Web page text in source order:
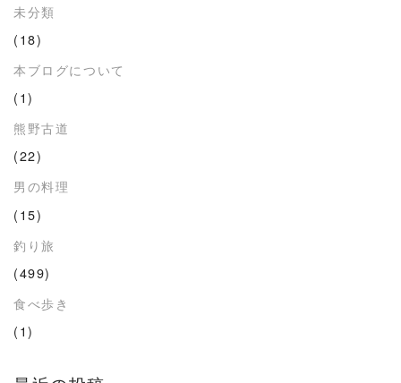
未分類
(18)
本ブログについて
(1)
熊野古道
(22)
男の料理
(15)
釣り旅
(499)
食べ歩き
(1)